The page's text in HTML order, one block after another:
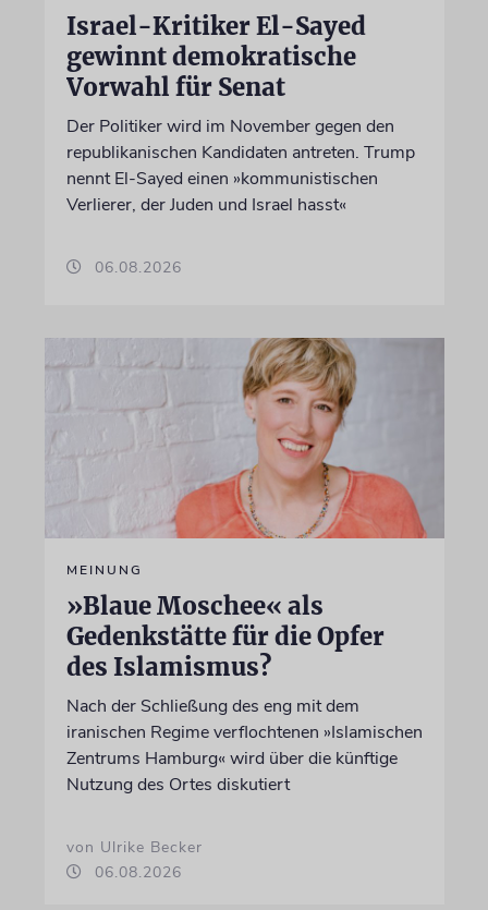
Israel-Kritiker El-Sayed
gewinnt demokratische
Vorwahl für Senat
Der Politiker wird im November gegen den
republikanischen Kandidaten antreten. Trump
nennt El-Sayed einen »kommunistischen
Verlierer, der Juden und Israel hasst«
06.08.2026
MEINUNG
»Blaue Moschee« als
Gedenkstätte für die Opfer
des Islamismus?
Nach der Schließung des eng mit dem
iranischen Regime verflochtenen »Islamischen
Zentrums Hamburg« wird über die künftige
Nutzung des Ortes diskutiert
von Ulrike Becker
06.08.2026